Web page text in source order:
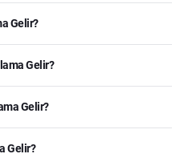
Gelir?
Gelir?
Gelir?
Gelir?